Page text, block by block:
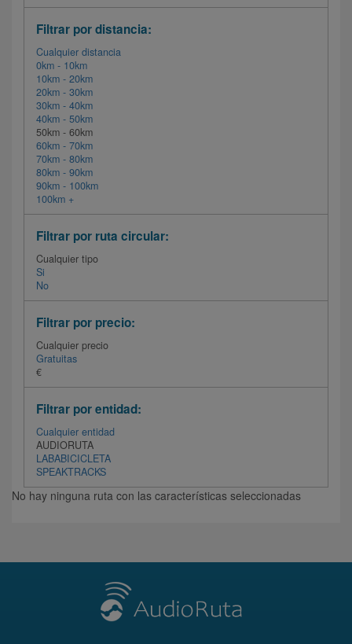
Filtrar por distancia:
Cualquier distancia
0km - 10km
10km - 20km
20km - 30km
30km - 40km
40km - 50km
50km - 60km
60km - 70km
70km - 80km
80km - 90km
90km - 100km
100km +
Filtrar por ruta circular:
Cualquier tipo
Si
No
Filtrar por precio:
Cualquier precio
Gratuitas
€
Filtrar por entidad:
Cualquier entidad
AUDIORUTA
LABABICICLETA
SPEAKTRACKS
No hay ninguna ruta con las características seleccionadas